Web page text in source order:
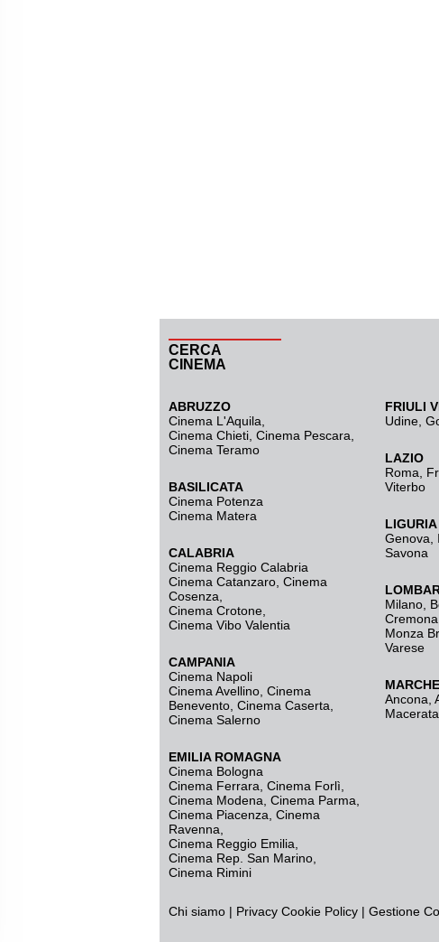
CERCA
CINEMA
ABRUZZO
Cinema L'Aquila
Cinema Chieti, Cinema Pescara,
Cinema Teramo
BASILICATA
Cinema Potenza
Cinema Matera
CALABRIA
Cinema Reggio Calabria
Cinema Catanzaro Cinema
Cosenza
Cinema Crotone
Cinema Vibo Valentia
CAMPANIA
Cinema Napoli
Cinema Avellino Cinema
Benevento Cinema Caserta
Cinema Salerno
EMILIA ROMAGNA
Cinema Bologna
Cinema Ferrara Cinema Forlì
Cinema Modena Cinema Parma
Cinema Piacenza Cinema
Ravenna
Cinema Reggio Emilia
Cinema Rep. San Marino
Cinema Rimini
FRIULI
Udine
LAZIO
Roma
Viterbo
LIGURIA
Genova
Savona
Milano
Cremona
Monza
Varese
MARCHE
Ancona
Macerata
Chi siamo | Privacy Cookie Policy | Gestione